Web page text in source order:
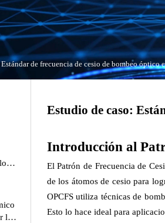
de frecuencia de cesio de bombeo óptico
las
Estudio de caso:
Introducción al
El Patrón de Frecuencia de
de los átomos de cesio para
OPCFS utiliza técnicas de
Esto lo hace ideal para